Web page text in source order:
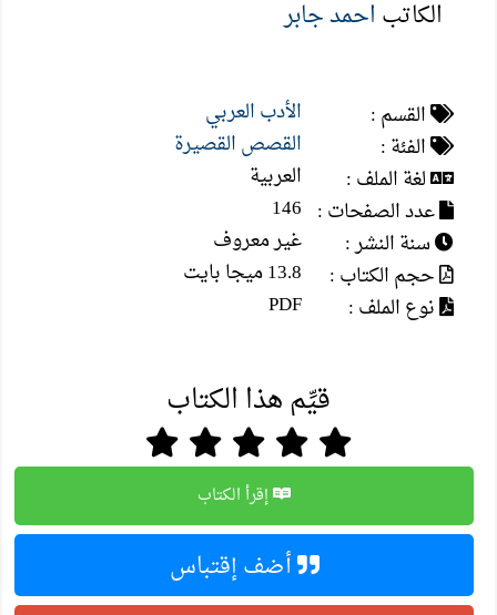
الكاتب احمد جابر
القسم :
الأدب العربي
الفئة :
القصص القصيرة
لغة الملف :
العربية
عدد الصفحات : 146
سنة النشر :
غير معروف
حجم الكتاب :
13.8 ميجا بايت
نوع الملف :
PDF
قيِّم هذا الكتاب
إقرأ الكتاب
أضف إقتباس